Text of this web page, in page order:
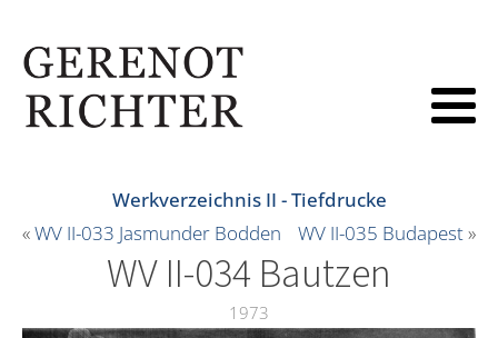
Werkverzeichnis II - Tiefdrucke
«WV II-033 Jasmunder Bodden WV II-035 Budapest»
WV II-034 Bautzen
1973